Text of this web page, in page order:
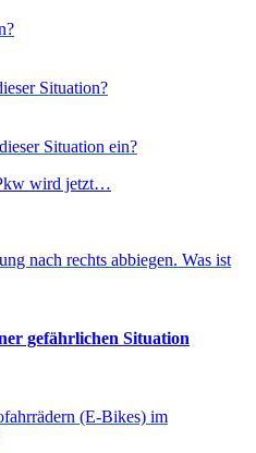
Situation?
Situation ein?
wird jetzt…
nach rechts abbiegen. Was ist
gefährlichen Situation
(E-Bikes) im